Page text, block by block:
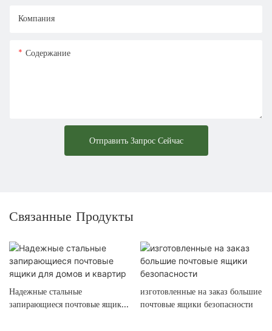
Компания
Содержание
Отправить Запрос Сейчас
Связанные Продукты
Надежные стальные
запирающиеся почтовые ящики
изготовленные на заказ большие
почтовые ящики безопасности